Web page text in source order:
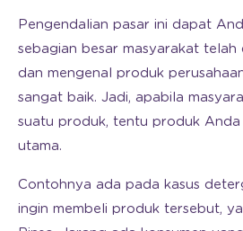
Pengendalian pasar ini dapat
sebagian besar masyarakat
dan mengenal produk
sangat baik. Jadi, apabila
suatu produk, tentu produk Anda
utama.
Contohnya ada pada kasus
ingin membeli produk tersebut,